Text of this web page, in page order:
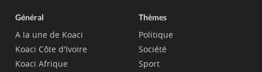
Général
A la une de Koaci
Koaci Côte d'Ivoire
Koaci Afrique
Thèmes
Politique
Société
Sport